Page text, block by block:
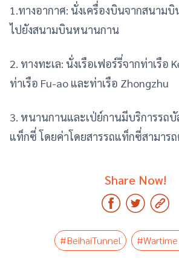
1.ทางอากาศ: นั่งเครื่องบินจากสนาม
ไปยังสนามบินหนานกาน
2. ทางทะเล: นั่งเรือเฟอร์รี่จากท่าเรือ
ท่าเรือ Fu-ao และท่าเรือ Zhongzhu
3. หนานกานและเป่ย์กานมีบริการรถ
แท็กซี่ โดยค่าโดยสารรถแท็กซี่สามาร
Share Now!
#BeihaiTunnel